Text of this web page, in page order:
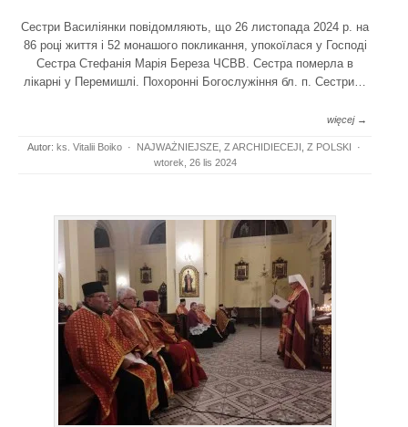
Cестри Василіянки повідомляють, що 26 листопада 2024 р. на
86 році життя і 52 монашого покликання, упокоїлася у Господі
Сестра Стефанія Марія Береза ЧСВВ. Сестра померла в
лікарні у Перемишлі. Похоронні Богослужіння бл. п. Сестри…
więcej →
Autor: ks. Vitalii Boiko · NAJWAŻNIEJSZE, Z ARCHIDIECEJI Z POLSKI
·
wtorek, 26 lis 2024